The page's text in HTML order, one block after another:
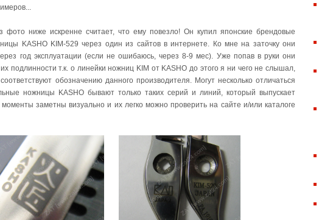
фото ниже искренне считает, что ему повезло! Он купил японские брендовые
KASHO KIM-529 через один из сайтов в интернете. Ко мне на заточку они
год эксплуатации (если не ошибаюсь, через 8-9 мес). Уже попав в руки они
подлинности т.к. о линейки ножниц KIM от KASHO до этого я ни чего не слышал,
обозначению данного производителя. Могут несколько отличаться
ножницы KASHO бывают только таких серий и линий, который выпускает
заметны визуально и их легко можно проверить на сайте и/или каталоге